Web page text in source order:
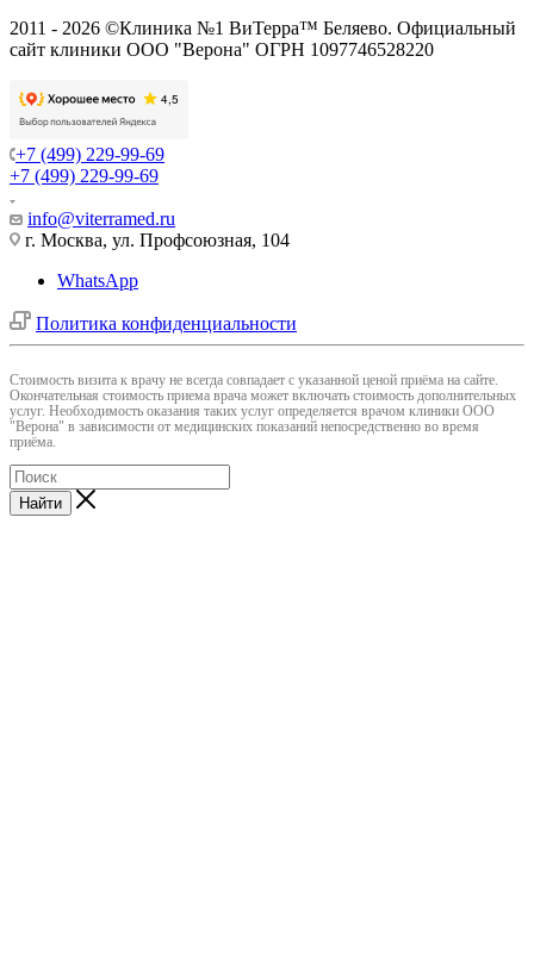
2011 - 2026 ©Клиника №1 ВиТерра™ Беляево. Официальный
сайт клиники ООО "Верона" ОГРН 1097746528220
+7 (499) 229-99-69
+7 (499) 229-99-69
info@viterramed.ru
г. Москва, ул. Профсоюзная, 104
WhatsApp
Политика конфиденциальности
Cтоимость визита к врачу не всегда совпадает с указанной ценой приёма на сайте.
Окончательная стоимость приема врача может включать стоимость дополнительных
услуг. Необходимость оказания таких услуг определяется врачом клиники ООО
"Верона" в зависимости от медицинских показаний непосредственно во время
приёма.
Найти